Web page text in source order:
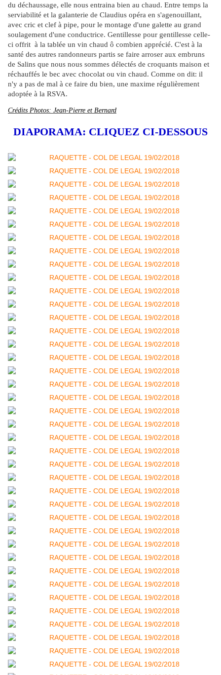
du déchaussage, elle nous entraina bien au chaud. Entre temps la
serviabilité et la galanterie de Claudius opéra en s'agenouillant,
avec cric et clef à pipe, pour le montage d'une galette au grand
soulagement d'une conductrice. Gentillesse pour gentillesse celle-
ci offrit à la tablée un vin chaud ô combien apprécié. C'est à la
santé des autres randonneurs partis se faire arroser aux embruns
de Salins que nous nous sommes délectés de croquants maison et
réchauffés le bec avec chocolat ou vin chaud. Comme on dit: il
n'y a pas de mal à ce faire du bien, une maxime régulièrement
adoptée à la RSVA.
Crédits Photos: Jean-Pierre et Bernard
DIAPORAMA: CLIQUEZ CI-DESSOUS